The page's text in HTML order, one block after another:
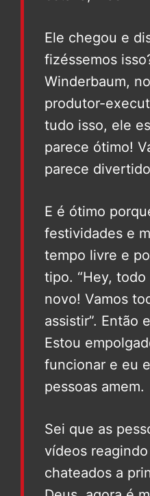
Ele chegou e
fizéssemos
Winderbaum,
produtor-
tudo isso, ele
parece ótimo!
parece
E é ótimo
festividades e
tempo livre e
tipo. “Hey,
novo! Vamos
assistir”. Então
Estou
funcionar e eu
pessoas amem.
Sei que as
vídeos
chateados a